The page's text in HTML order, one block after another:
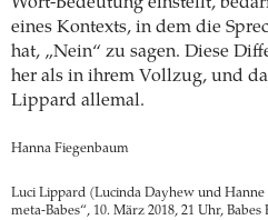
Wort-Bedeutung einstellt,
eines Kontexts, in dem die
hat, „Nein“ zu sagen. Diese
her als in ihrem Vollzug, und
Lippard allemal.
Hanna Fiegenbaum
Luci Lippard (Lucinda Dayhew und
meta-Babes“, 10. März 2018, 21 Uhr, Babes